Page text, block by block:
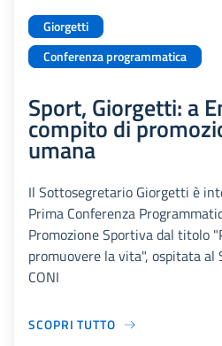
Giorgetti
Conferenza programmatica
Sport, Giorgetti: a
compito di
umana
Il Sottosegretario Giorgetti è
Prima Conferenza
Promozione Sportiva dal titolo
promuovere la vita", ospitata al
CONI
SCOPRI TUTTO